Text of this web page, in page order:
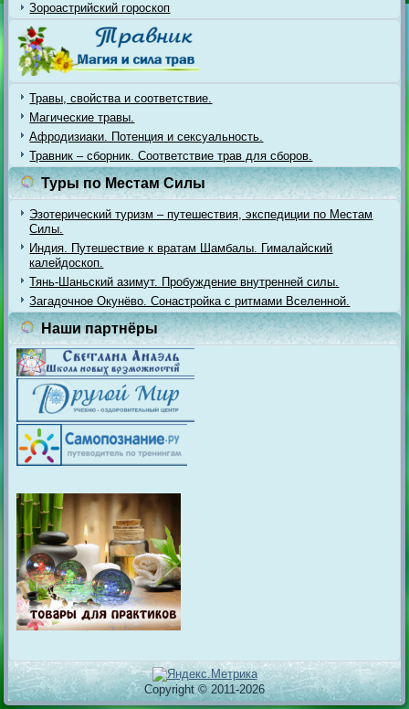
Зороастрийский гороскоп
Травы, свойства и соответствие.
Магические травы.
Афродизиаки. Потенция и сексуальность.
Травник – сборник. Соответствие трав для сборов.
Туры по Местам Силы
Эзотерический туризм – путешествия, экспедиции по Местам
Силы.
Индия. Путешествие к вратам Шамбалы. Гималайский
калейдоскоп.
Тянь-Шаньский азимут. Пробуждение внутренней силы.
Загадочное Окунёво. Сонастройка с ритмами Вселенной.
Наши партнёры
Copyright © 2011-2026